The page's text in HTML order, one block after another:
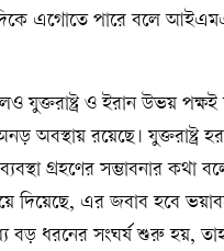
দিকে এগোতে পারে বলে
যুক্তরাষ্ট্র ও ইরান উভয়
অবস্থায় রয়েছে। যুক্তরাষ্ট্র
গ্রহণের সম্ভাবনার কথা
দিয়েছে, এর জবাব হবে
বড় ধরনের সংঘর্ষ শুরু হয়,